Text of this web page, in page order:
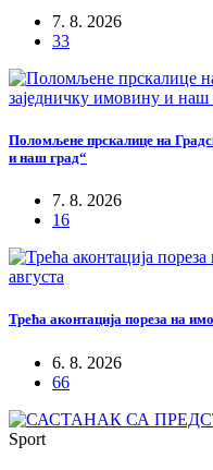
7. 8. 2026
33
Поломљене прскалице на
и наш град“
7. 8. 2026
16
Трећа аконтација пореза на
6. 8. 2026
66
Sport